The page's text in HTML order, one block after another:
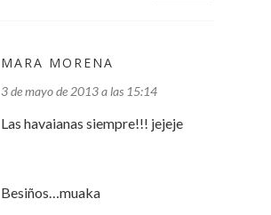
MARA MORENA
3 de mayo de 2013 a las 15:14
Las havaianas siempre!!! jejeje
Besiños…muaka